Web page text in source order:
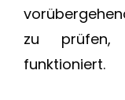
zu prüfen,
funktioniert.